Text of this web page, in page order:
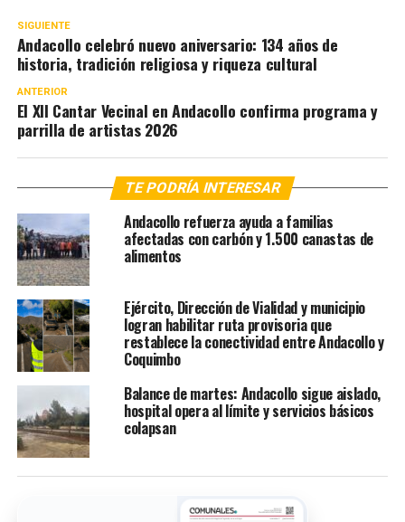
SIGUIENTE
Andacollo celebró nuevo aniversario: 134 años de
historia, tradición religiosa y riqueza cultural
ANTERIOR
El XII Cantar Vecinal en Andacollo confirma programa y
parrilla de artistas 2026
TE PODRÍA INTERESAR
Andacollo refuerza ayuda a familias
afectadas con carbón y 1.500 canastas de
alimentos
Ejército, Dirección de Vialidad y municipio
logran habilitar ruta provisoria que
restablece la conectividad entre Andacollo y
Coquimbo
Balance de martes: Andacollo sigue aislado,
hospital opera al límite y servicios básicos
colapsan